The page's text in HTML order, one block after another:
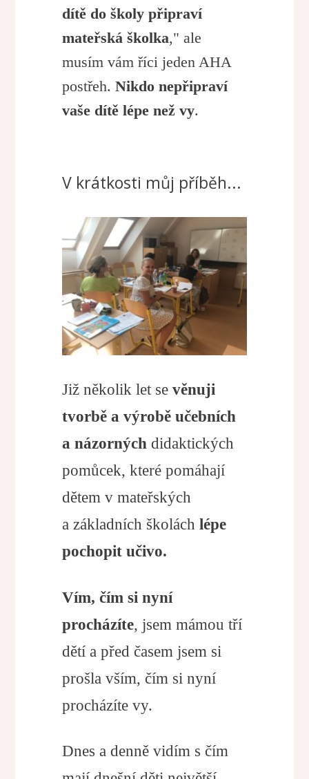
dítě do školy připraví
mateřská školka," ale
musím vám říci jeden AHA
postřeh.Nikdo nepřipraví
vaše dítě lépe než vy.
V krátkosti můj příběh...
Již několik let sevěnuji
tvorbě a výrobě učebních
a názorných didaktických
pomůcek, které pomáhají
dětem v mateřských
a základních školáchlépe
pochopit učivo.
Vím, čím si nyní
procházíte, jsem mámou tří
dětí a před časem jsem si
prošla vším, čím si nyní
procházíte vy.
Dnes a denně vidím s čím